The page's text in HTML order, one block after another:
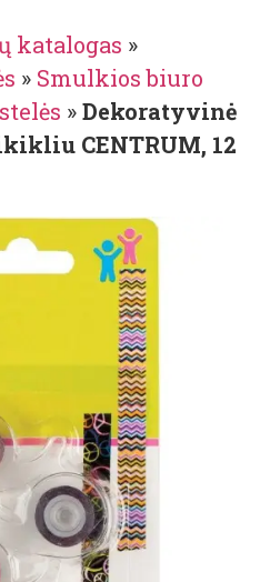
katalogas »
» Smulkios biuro
»Dekoratyvinė
CENTRUM, 12